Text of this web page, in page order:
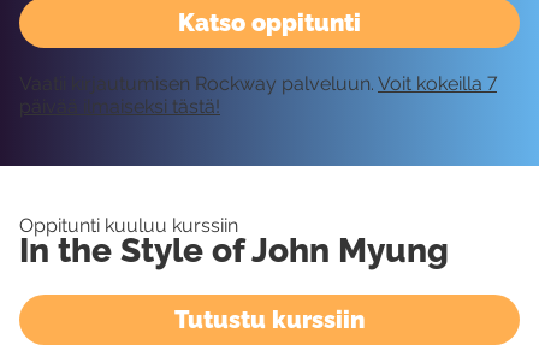
Katso oppitunti
Vaatii kirjautumisen Rockway palveluun. Voit kokeilla 7
päivää ilmaiseksi tästä!
Oppitunti kuuluu kurssiin
In the Style of John Myung
Tutustu kurssiin